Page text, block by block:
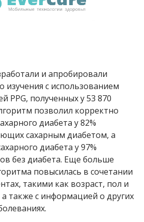
и апробировали
изучения с использованием
PPG, полученных у 53 870
позволил корректно
диабета у 82%
сахарным диабетом, а
диабета у 97%
без диабета. Еще больше
повысилась в сочетании
такими как возраст, пол и
а также с информацией о других